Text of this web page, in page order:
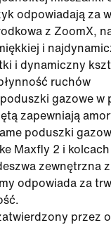
odpowiadają za
z ZoomX,
i
i dynamiczny
ruchów
gazowe w
zapewniają
poduszki
Maxfly 2 i
zewnętrzna
odpowiada za
przez